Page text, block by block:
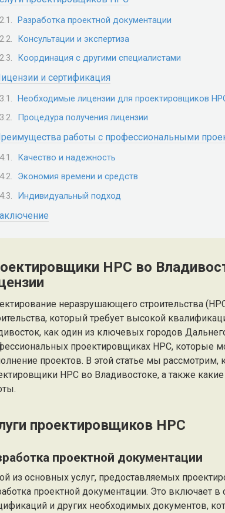
Разработка проектной документации
Консультации и экспертиза
Координация с другими специалистами
и сертификация
Необходимые лицензии для проектировщиков
Процедура получения лицензии
работы с профессиональными
Качество и надежность
Экономия времени и средств
Индивидуальный подход
НРС во
неразрушающего строительства
который требует высокой
как один из ключевых городов
проектировщиках НРС, которые
проектов. В этой статье мы рассмотрим,
НРС во Владивостоке, а также
проектировщиков НРС
проектной документации
из основных услуг, предоставляемых
проектной документации. Это включает в
и других необходимых документов,